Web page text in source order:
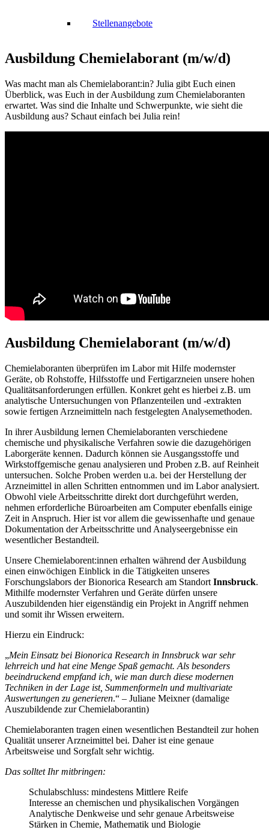
Stellenangebote
Ausbildung Chemielaborant (m/w/d)
Was macht man als Chemielaborant:in? Julia gibt Euch einen
Überblick, was Euch in der Ausbildung zum Chemielaboranten
erwartet. Was sind die Inhalte und Schwerpunkte, wie sieht die
Ausbildung aus? Schaut einfach bei Julia rein!
Ausbildung Chemielaborant (m/w/d)
Chemielaboranten überprüfen im Labor mit Hilfe modernster
Geräte, ob Rohstoffe, Hilfsstoffe und Fertigarzneien unsere hohen
Qualitätsanforderungen erfüllen. Konkret geht es hierbei z.B. um
analytische Untersuchungen von Pflanzenteilen und -extrakten
sowie fertigen Arzneimitteln nach festgelegten Analysemethoden.
In ihrer Ausbildung lernen Chemielaboranten verschiedene
chemische und physikalische Verfahren sowie die dazugehörigen
Laborgeräte kennen. Dadurch können sie Ausgangsstoffe und
Wirkstoffgemische genau analysieren und Proben z.B. auf Reinheit
untersuchen. Solche Proben werden u.a. bei der Herstellung der
Arzneimittel in allen Schritten entnommen und im Labor analysiert.
Obwohl viele Arbeitsschritte direkt dort durchgeführt werden,
nehmen erforderliche Büroarbeiten am Computer ebenfalls einige
Zeit in Anspruch. Hier ist vor allem die gewissenhafte und genaue
Dokumentation der Arbeitsschritte und Analyseergebnisse ein
wesentlicher Bestandteil.
Unsere Chemielaborent:innen erhalten während der Ausbildung
einen einwöchigen Einblick in die Tätigkeiten unseres
Forschungslabors der Bionorica Research am Standort Innsbruck.
Mithilfe modernster Verfahren und Geräte dürfen unsere
Auszubildenden hier eigenständig ein Projekt in Angriff nehmen
und somit ihr Wissen erweitern.
Hierzu ein Eindruck:
„Mein Einsatz bei Bionorica Research in Innsbruck war sehr
lehrreich und hat eine Menge Spaß gemacht. Als besonders
beeindruckend empfand ich, wie man durch diese modernen
Techniken in der Lage ist, Summenformeln und multivariate
Auswertungen zu generieren.“ – Juliane Meixner (damalige
Auszubildende zur Chemielaborantin)
Chemielaboranten tragen einen wesentlichen Bestandteil zur hohen
Qualität unserer Arzneimittel bei. Daher ist eine genaue
Arbeitsweise und Sorgfalt sehr wichtig.
Das solltet Ihr mitbringen:
Schulabschluss: mindestens Mittlere Reife
Interesse an chemischen und physikalischen Vorgängen
Analytische Denkweise und sehr genaue Arbeitsweise
Stärken in Chemie, Mathematik und Biologie